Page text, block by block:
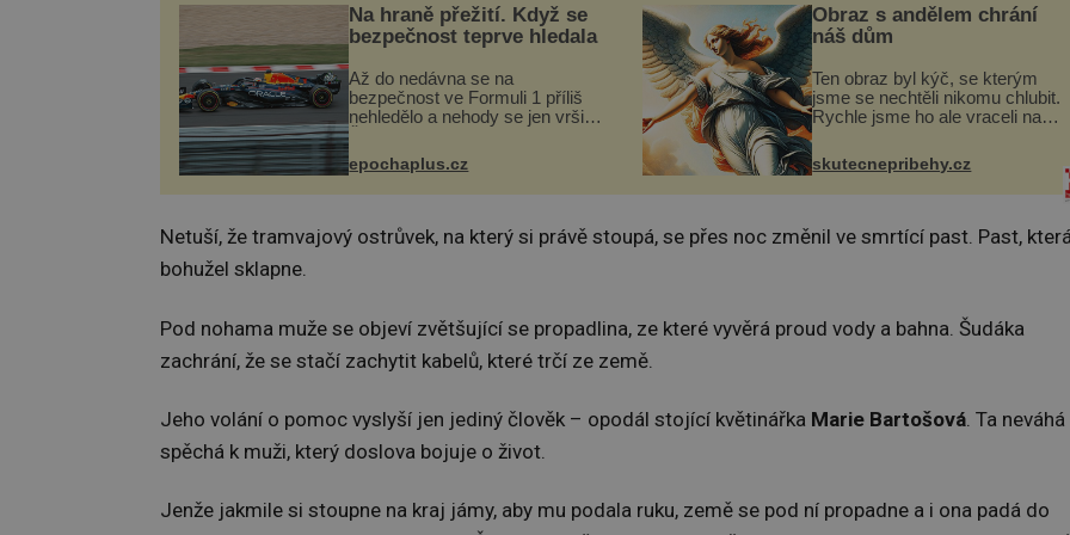
Na hraně přežití. Když se
bezpečnost teprve hledala
Až do nedávna se na
bezpečnost ve Formuli 1 příliš
nehledělo a nehody se jen vršily.
kůži, často s trvalými následky
nebo bohužel i ztrátou života.
Dnes nepochopiteln...
epochaplus.cz
Obraz s andělem chrání
náš dům
Ten obraz byl kýč, se kterým
jsme se nechtěli nikomu chlubit.
Rychle jsme ho ale vraceli na
Vaškem jsme si pořídili
chaloupku, takový domek na
severu Čech, kde jsme si
skutecnepribehy.cz
Netuší, že tramvajový ostrůvek, na který si právě stoupá, se přes noc změnil ve smrtící past. Past,
bohužel sklapne.
Pod nohama muže se objeví zvětšující se propadlina, ze které vyvěrá proud vody a bahna. Šudáka
zachrání, že se stačí zachytit kabelů, které trčí ze země.
Jeho volání o pomoc vyslyší jen jediný člověk – opodál stojící květinářka Marie Bartošová . Ta
spěchá k muži, který doslova bojuje o život.
Jenže jakmile si stoupne na kraj jámy, aby mu podala ruku, země se pod ní propadne a i ona padá do